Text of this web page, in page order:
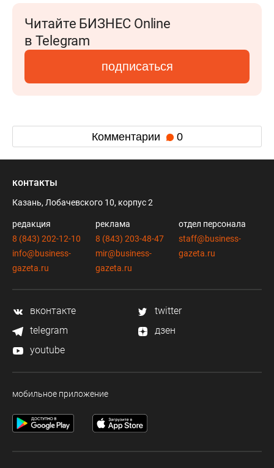
Читайте БИЗНЕС Online
в Telegram
подписаться
Комментарии 0
контакты
Казань, Лобачевского 10, корпус 2
редакция
8 (843) 202-12-10
info@business-
gazeta.ru
реклама
8 (843) 203-48-47
mir@business-
gazeta.ru
отдел персонала
staff@business-
gazeta.ru
вконтакте
twitter
telegram
дзен
youtube
мобильное приложение